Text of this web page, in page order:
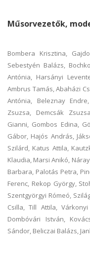
Műsorvezetők,
Bombera Krisztina,
Sebestyén Balázs,
Antónia, Harsányi
Ambrus Tamás, Abaházi
Antónia, Beleznay
Zsuzsa, Demcsák
Gianni, Gombos Edina,
Gábor, Hajós András,
Szilárd, Katus Attila,
Klaudia, Marsi Anikó,
Barbara, Palotás Petra,
Ferenc, Rekop György,
Szentgyörgyi Rómeó,
Csilla, Till Attila,
Dombóvári István,
Sándor, Beliczai Balázs,